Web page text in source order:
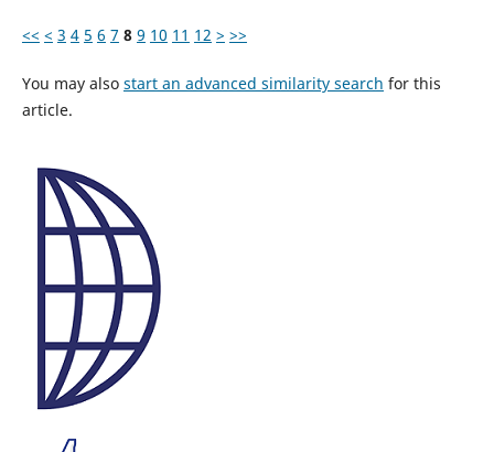
<< < 3 4 5 6 7 8 9 10 11 12 > >>
You may also start an advanced similarity search for this
article.